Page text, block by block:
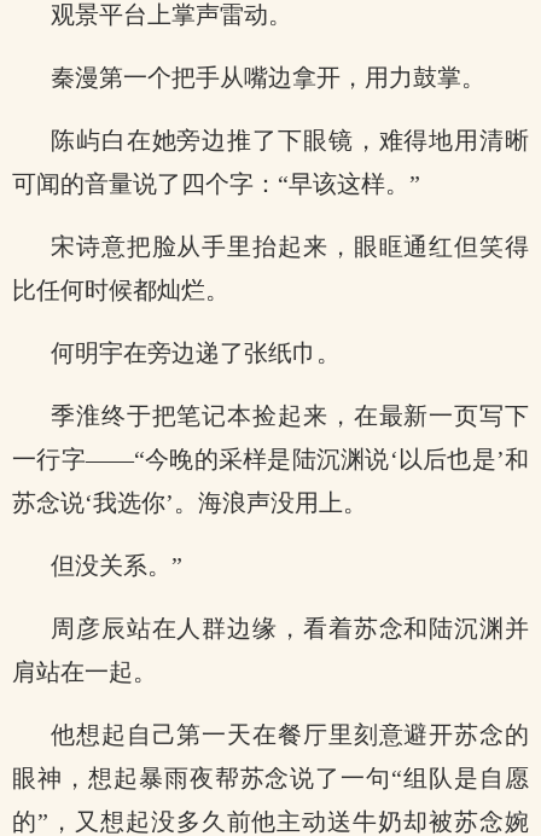
观景平台上掌声雷动。
秦漫第一个把手从嘴边拿开，用力鼓掌。
陈屿白在她旁边推了下眼镜，难得地用清晰
可闻的音量说了四个字：“早该这样。”
宋诗意把脸从手里抬起来，眼眶通红但笑得
比任何时候都灿烂。
何明宇在旁边递了张纸巾。
季淮终于把笔记本捡起来，在最新一页写下
一行字——“今晚的采样是陆沉渊说‘以后也是’和
苏念说‘我选你’。海浪声没用上。
但没关系。”
周彦辰站在人群边缘，看着苏念和陆沉渊并
肩站在一起。
他想起自己第一天在餐厅里刻意避开苏念的
眼神，想起暴雨夜帮苏念说了一句“组队是自愿
的”，又想起没多久前他主动送牛奶却被苏念婉